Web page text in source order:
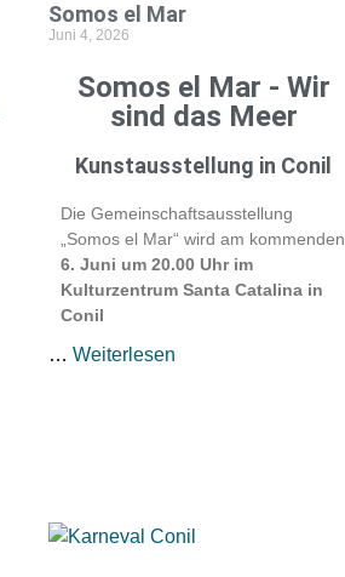
Somos el Mar
Juni 4, 2026
Somos el Mar - Wir
sind das Meer
Kunstausstellung in Conil
Die Gemeinschaftsausstellung
„Somos el Mar“ wird am kommenden
6. Juni um 20.00 Uhr im
Kulturzentrum Santa Catalina in
Conil
… Weiterlesen